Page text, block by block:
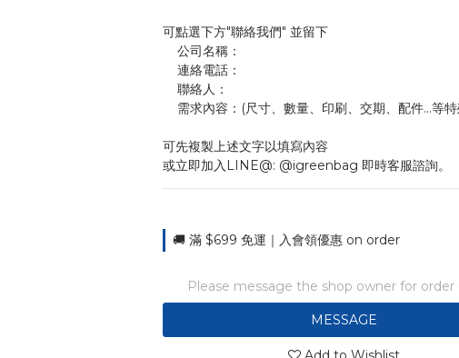
可點選下方"聯絡我們" 並留下
    公司名稱：
    連絡電話：
    聯絡人：
需求內容：(尺寸、數量、印刷、交期、配件...等
可先複製上述文字以填寫內容
或立即加入LINE@: @igreenbag 即時客服諮詢。
🚚 滿 $699 免運｜入會領優惠 on order
Please message the shop owner for order
MESSAGE